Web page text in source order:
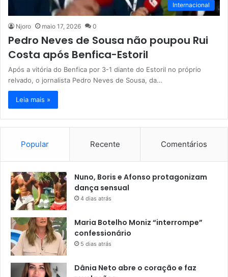
Internacional
Njoro maio 17, 2026 0
Pedro Neves de Sousa não poupou Rui
Costa após Benfica-Estoril
Após a vitória do Benfica por 3-1 diante do Estoril no próprio
relvado, o jornalista Pedro Neves de Sousa, da…
Leia mais »
Popular Recente Comentários
Nuno, Boris e Afonso protagonizam
dança sensual
4 dias atrás
Maria Botelho Moniz “interrompe”
confessionário
5 dias atrás
Dânia Neto abre o coração e faz